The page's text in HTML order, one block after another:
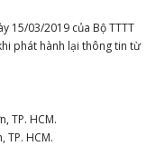
15/03/2019 của Bộ TTTT
phát hành lại thông tin từ
TP. HCM.
TP. HCM.